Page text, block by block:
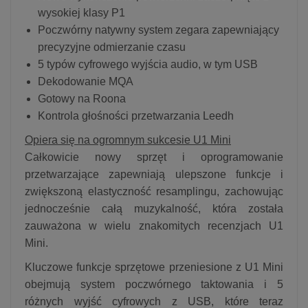
wysokiej klasy P1
Poczwórny natywny system zegara zapewniający
precyzyjne odmierzanie czasu
5 typów cyfrowego wyjścia audio, w tym USB
Dekodowanie MQA
Gotowy na Roona
Kontrola głośności przetwarzania Leedh
Opiera się na ogromnym sukcesie U1 Mini
Całkowicie nowy sprzęt i oprogramowanie
przetwarzające zapewniają ulepszone funkcje i
zwiększoną elastyczność resamplingu, zachowując
jednocześnie całą muzykalność, która została
zauważona w wielu znakomitych recenzjach U1
Mini.
Kluczowe funkcje sprzętowe przeniesione z U1 Mini
obejmują system poczwórnego taktowania i 5
różnych wyjść cyfrowych z USB, które teraz